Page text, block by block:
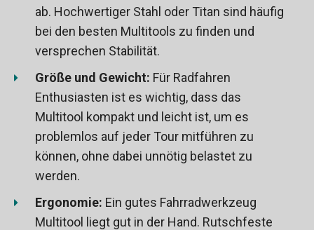
ab. Hochwertiger Stahl oder Titan sind häufig
bei den besten Multitools zu finden und
versprechen Stabilität.
Größe und Gewicht: Für Radfahren
Enthusiasten ist es wichtig, dass das
Multitool kompakt und leicht ist, um es
problemlos auf jeder Tour mitführen zu
können, ohne dabei unnötig belastet zu
werden.
Ergonomie: Ein gutes Fahrradwerkzeug
Multitool liegt gut in der Hand. Rutschfeste